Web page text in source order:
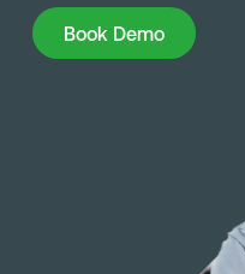
Book Demo
Book Demo